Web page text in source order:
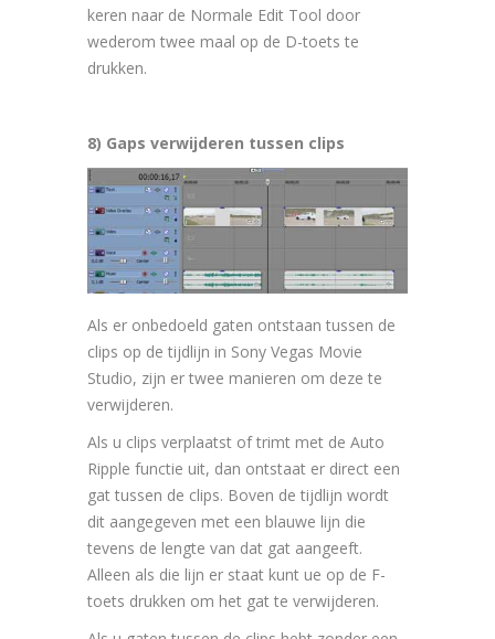
keren naar de Normale Edit Tool door
wederom twee maal op de D-toets te
drukken.
8) Gaps verwijderen tussen clips
Als er onbedoeld gaten ontstaan tussen de
clips op de tijdlijn in Sony Vegas Movie
Studio, zijn er twee manieren om deze te
verwijderen.
Als u clips verplaatst of trimt met de Auto
Ripple functie uit, dan ontstaat er direct een
gat tussen de clips. Boven de tijdlijn wordt
dit aangegeven met een blauwe lijn die
tevens de lengte van dat gat aangeeft.
Alleen als die lijn er staat kunt ue op de F-
toets drukken om het gat te verwijderen.